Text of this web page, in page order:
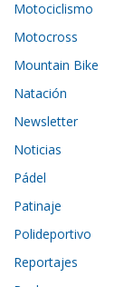
Motociclismo
Motocross
Mountain Bike
Natación
Newsletter
Noticias
Pádel
Patinaje
Polideportivo
Reportajes